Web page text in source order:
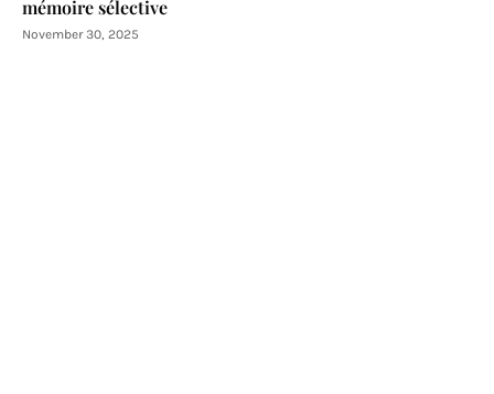
mémoire sélective
November 30, 2025